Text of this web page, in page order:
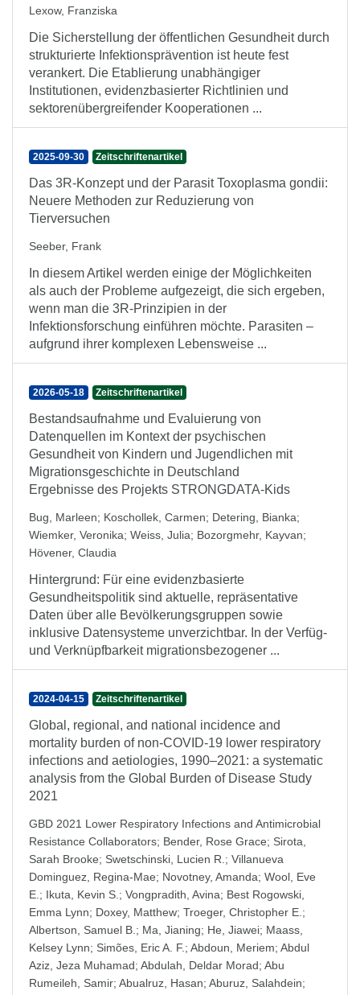
Lexow, Franziska
Die Sicherstellung der öffentlichen Gesundheit durch
strukturierte Infektionsprävention ist heute fest
verankert. Die Etablierung unabhängiger
Institutionen, evidenzbasierter Richtlinien und
sektorenübergreifender Kooperationen ...
2025-09-30 Zeitschriftenartikel
Das 3R-Konzept und der Parasit Toxoplasma gondii:
Neuere Methoden zur Reduzierung von
Tierversuchen
Seeber, Frank
In diesem Artikel werden einige der Möglichkeiten
als auch der Probleme aufgezeigt, die sich ergeben,
wenn man die 3R-Prinzipien in der
Infektionsforschung einführen möchte. Parasiten –
aufgrund ihrer komplexen Lebensweise ...
2026-05-18 Zeitschriftenartikel
Bestandsaufnahme und Evaluierung von
Datenquellen im Kontext der psychischen
Gesundheit von Kindern und Jugendlichen mit
Migrationsgeschichte in Deutschland
Ergebnisse des Projekts STRONGDATA-Kids
Bug, Marleen; Koschollek, Carmen; Detering, Bianka;
Wiemker, Veronika; Weiss, Julia; Bozorgmehr, Kayvan;
Hövener, Claudia
Hintergrund: Für eine evidenzbasierte
Gesundheitspolitik sind aktuelle, repräsentative
Daten über alle Bevölkerungsgruppen sowie
inklusive Datensysteme unverzichtbar. In der Verfüg-
und Verknüpfbarkeit migrationsbezogener ...
2024-04-15 Zeitschriftenartikel
Global, regional, and national incidence and
mortality burden of non-COVID-19 lower respiratory
infections and aetiologies, 1990–2021: a systematic
analysis from the Global Burden of Disease Study
2021
GBD 2021 Lower Respiratory Infections and Antimicrobial
Resistance Collaborators; Bender, Rose Grace; Sirota,
Sarah Brooke; Swetschinski, Lucien R. ; Villanueva
Dominguez, Regina-Mae; Novotney, Amanda; Wool, Eve
E. ; Ikuta, Kevin S. ; Vongpradith, Avina; Best Rogowski,
Emma Lynn; Doxey, Matthew; Troeger, Christopher E. ;
Albertson, Samuel B. ; Ma, Jianing; He, Jiawei; Maass,
Kelsey Lynn; Simões, Eric A. F. ; Abdoun, Meriem; Abdul
Aziz, Jeza Muhamad; Abdulah, Deldar Morad; Abu
Rumeileh, Samir; Abualruz, Hasan; Aburuz, Salahdein;